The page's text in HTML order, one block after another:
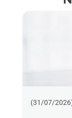
(31/07/